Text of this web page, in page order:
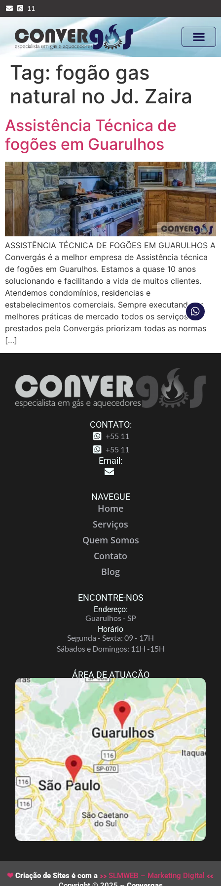
11
Tag: fogão gas
natural no Jd. Zaira
Assistência Técnica de
fogões em Guarulhos
ASSISTÊNCIA TÉCNICA DE FOGÕES EM GUARULHOS A
Convergás é a melhor empresa de Assistência técnica
de fogões em Guarulhos. Estamos a quase 10 anos
solucionando e facilitando a vida de muitos clientes.
Atendemos condomínios, residencias e
estabelecimentos comerciais. Sempre executando as
melhores práticas de mercado todos os serviços
prestados pela Convergás priorizam todas as normas
[…]
CONTATO:
+55 11
+55 11
Email:
NAVEGUE
Home
Serviços
Quem Somos
Contato
Blog
ENCONTRE-NOS
Endereço:
Guarulhos - SP
Horário
Segunda - Sexta: 09 - 17H
Sábados e Domingos: 11H -15H
ÁREA DE ATUAÇÃO
Criação de Sites é com a
SLMWEB – Marketing Digital